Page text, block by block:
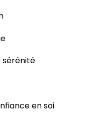
sérénité
en soi